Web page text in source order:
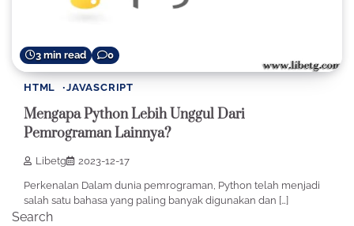
3 min read 0
HTML JAVASCRIPT
Mengapa Python Lebih Unggul Dari
Pemrograman Lainnya?
Libetg 2023-12-17
Perkenalan Dalam dunia pemrograman, Python telah menjadi
salah satu bahasa yang paling banyak digunakan dan […]
Search